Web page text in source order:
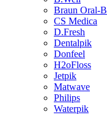
Braun Oral-B
CS Medica
D.Fresh
Dentalpik
Donfeel
H2oFloss
Jetpik
Matwave
Philips
Waterpik